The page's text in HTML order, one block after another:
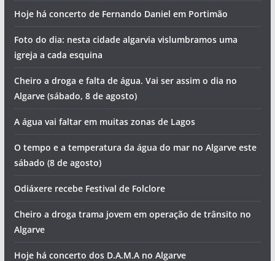
Hoje há concerto de Fernando Daniel em Portimão
Foto do dia: nesta cidade algarvia vislumbramos uma
igreja a cada esquina
Cheiro a droga e falta de água. Vai ser assim o dia no
Algarve (sábado, 8 de agosto)
A água vai faltar em muitas zonas de Lagos
O tempo e a temperatura da água do mar no Algarve este
sábado (8 de agosto)
Odiáxere recebe Festival de Folclore
Cheiro a droga trama jovem em operação de trânsito no
Algarve
Hoje há concerto dos D.A.M.A no Algarve